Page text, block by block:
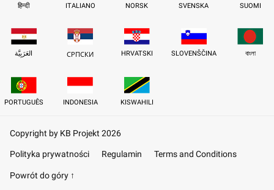
हिन्दी ITALIANO NORSK SVENSKA SUOMI
العَرَبِيَّة СРПСКИ HRVATSKI SLOVENŠČINA বাংলা
PORTUGUÊS INDONESIA KISWAHILI
Copyright by KB Projekt 2026
Polityka prywatności Regulamin Terms and Conditions
Powrót do góry ↑